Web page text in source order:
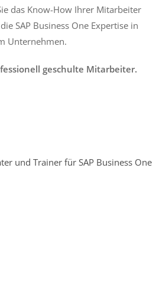
das Know-How Ihrer Mitarbeiter
SAP Business One Expertise in
Unternehmen.
geschulte Mitarbeiter.